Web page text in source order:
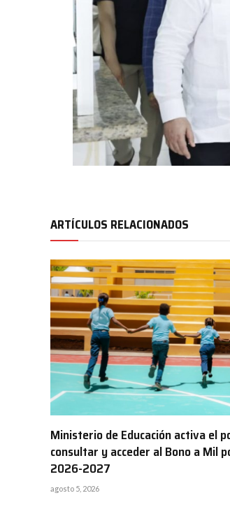
ARTÍCULOS RELACIONADOS
Ministerio de Educación activa el
consultar y acceder al Bono a Mil
2026-2027
agosto 5, 2026